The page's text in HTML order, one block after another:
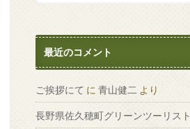
最近のコメント
ご挨拶にて に 青山健二 より
長野県佐久穂町グリーンツーリスト